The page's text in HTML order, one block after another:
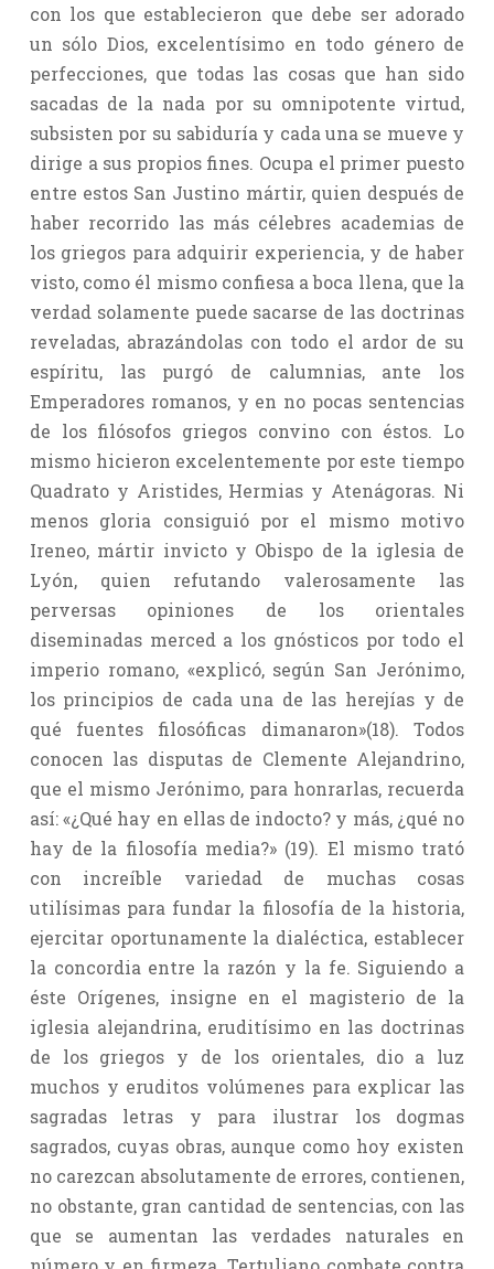
con los que establecieron que debe ser adorado
un sólo Dios, excelentísimo en todo género de
perfecciones, que todas las cosas que han sido
sacadas de la nada por su omnipotente virtud,
subsisten por su sabiduría y cada una se mueve y
dirige a sus propios fines. Ocupa el primer puesto
entre estos San Justino mártir, quien después de
haber recorrido las más célebres academias de
los griegos para adquirir experiencia, y de haber
visto, como él mismo confiesa a boca llena, que la
verdad solamente puede sacarse de las doctrinas
reveladas, abrazándolas con todo el ardor de su
espíritu, las purgó de calumnias, ante los
Emperadores romanos, y en no pocas sentencias
de los filósofos griegos convino con éstos. Lo
mismo hicieron excelentemente por este tiempo
Quadrato y Aristides, Hermias y Atenágoras. Ni
menos gloria consiguió por el mismo motivo
Ireneo, mártir invicto y Obispo de la iglesia de
Lyón, quien refutando valerosamente las
perversas opiniones de los orientales
diseminadas merced a los gnósticos por todo el
imperio romano, «explicó, según San Jerónimo,
los principios de cada una de las herejías y de
qué fuentes filosóficas dimanaron»(18). Todos
conocen las disputas de Clemente Alejandrino,
que el mismo Jerónimo, para honrarlas, recuerda
así: «¿Qué hay en ellas de indocto? y más, ¿qué no
hay de la filosofía media?» (19). El mismo trató
con increíble variedad de muchas cosas
utilísimas para fundar la filosofía de la historia,
ejercitar oportunamente la dialéctica, establecer
la concordia entre la razón y la fe. Siguiendo a
éste Orígenes, insigne en el magisterio de la
iglesia alejandrina, eruditísimo en las doctrinas
de los griegos y de los orientales, dio a luz
muchos y eruditos volúmenes para explicar las
sagradas letras y para ilustrar los dogmas
sagrados, cuyas obras, aunque como hoy existen
no carezcan absolutamente de errores, contienen,
no obstante, gran cantidad de sentencias, con las
que se aumentan las verdades naturales en